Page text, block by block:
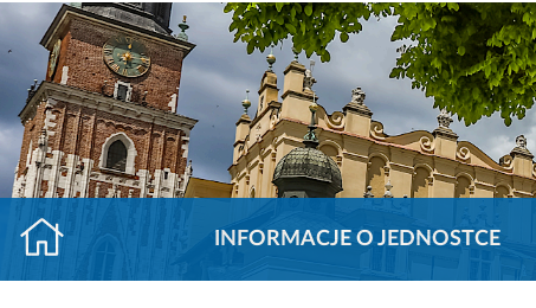
INFORMACJE O JEDNOSTCE